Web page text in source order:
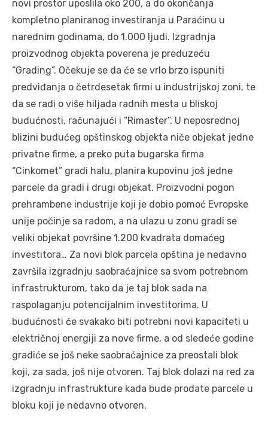
novi prostor uposlila oko 200, a do okončanja
kompletno planiranog investiranja u Paraćinu u
narednim godinama, do 1.000 ljudi. Izgradnja
proizvodnog objekta poverena je preduzeću
“Grading”. Očekuje se da će se vrlo brzo ispuniti
predviđanja o četrdesetak firmi u industrijskoj zoni, te
da se radi o više hiljada radnih mesta u bliskoj
budućnosti, računajući i “Rimaster”. U neposrednoj
blizini budućeg opštinskog objekta niče objekat jedne
privatne firme, a preko puta bugarska firma
“Cinkomet” gradi halu, planira kupovinu još jedne
parcele da gradi i drugi objekat. Proizvodni pogon
prehrambene industrije koji je dobio pomoć Evropske
unije počinje sa radom, a na ulazu u zonu gradi se
veliki objekat površine 1.200 kvadrata domaćeg
investitora… Za novi blok parcela opština je nedavno
završila izgradnju saobraćajnice sa svom potrebnom
infrastrukturom, tako da je taj blok sada na
raspolaganju potencijalnim investitorima. U
budućnosti će svakako biti potrebni novi kapaciteti u
električnoj energiji za nove firme, a od sledeće godine
gradiće se još neke saobraćajnice za preostali blok
koji, za sada, još nije otvoren. Taj blok dolazi na red za
izgradnju infrastrukture kada bude prodate parcele u
bloku koji je nedavno otvoren.